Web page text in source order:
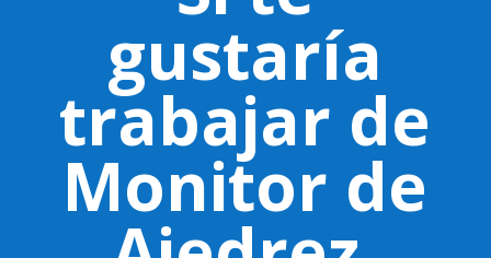
gustaría
trabajar de
Monitor de